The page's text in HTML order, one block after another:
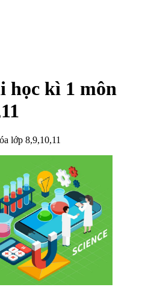
học kì 1 môn
lớp 8,9,10,11